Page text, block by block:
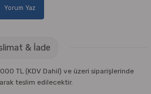
Yorum Yaz
& İade
TL (KDV Dahil) ve üzeri siparişlerinde
teslim edilecektir.